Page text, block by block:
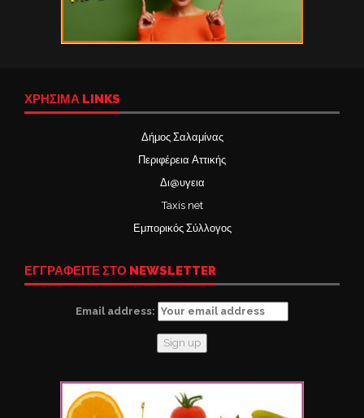
ΧΡΉΣΙΜΑ LINKS
Δήμος Σαλαμίνας
Περιφέρεια Αττικής
Δι@υγεια
Taxis net
Εμπορικός Σύλλογος
ΕΓΓΡΑΦΕΙΤΕ ΣΤΟ NEWSLETTER
Email address: